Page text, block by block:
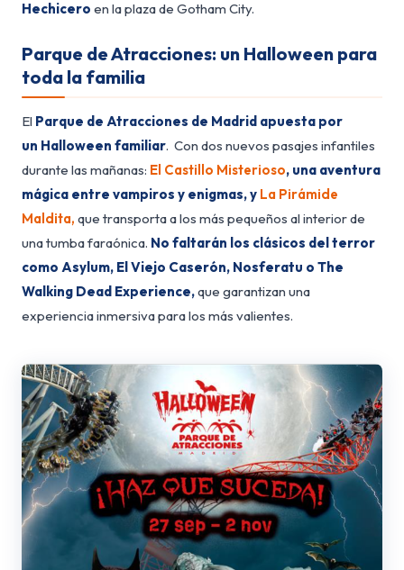
Hechicero en la plaza de Gotham City.
Parque de Atracciones: un Halloween para
toda la familia
El Parque de Atracciones de Madrid apuesta por
un Halloween familiar. Con dos nuevos pasajes infantiles
durante las mañanas: El Castillo Misterioso, una aventura
mágica entre vampiros y enigmas, y La Pirámide
Maldita, que transporta a los más pequeños al interior de
una tumba faraónica. No faltarán los clásicos del terror
como Asylum, El Viejo Caserón, Nosferatu o The
Walking Dead Experience,que garantizan una
experiencia inmersiva para los más valientes.